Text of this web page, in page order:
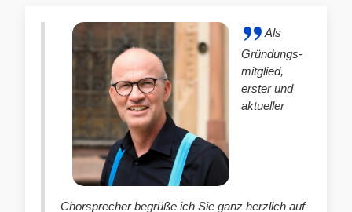
Als
Gründungs-
mitglied,
erster und
aktueller
Chorsprecher begrüße ich Sie ganz herzlich auf